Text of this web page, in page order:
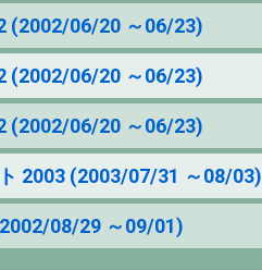
(2002/06/20 ～06/23)
(2002/06/20 ～06/23)
(2002/06/20 ～06/23)
2003 (2003/07/31 ～08/03)
08/29 ～09/01)